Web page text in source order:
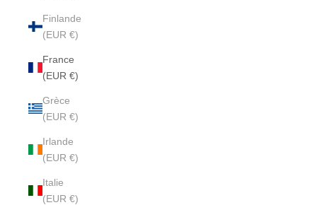
Finlande
(EUR €)
France
(EUR €)
Grèce
(EUR €)
Irlande
(EUR €)
Italie
(EUR €)